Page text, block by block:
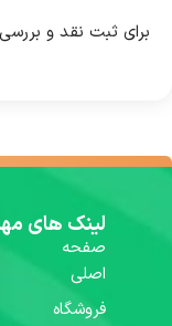
برای ثبت نقد و بررسی
لینک های
صفحه
اصلی
فروشگاه